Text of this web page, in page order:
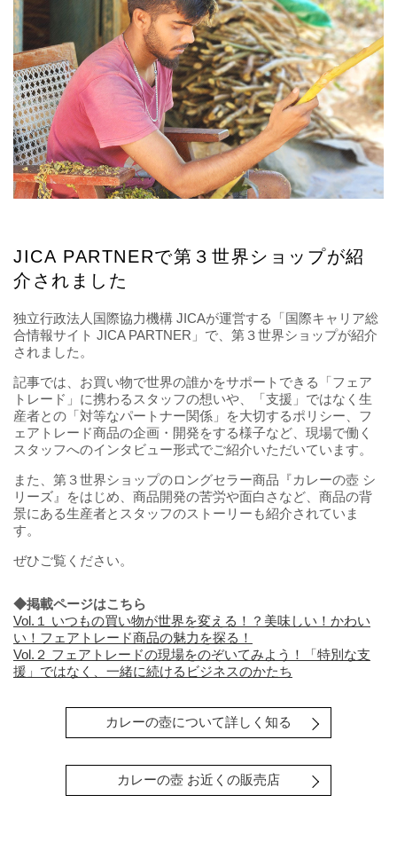
JICA PARTNERで第３世界ショップが紹
介されました
独立行政法人国際協力機構 JICAが運営する「国際キャリア総
合情報サイト JICA PARTNER」で、第３世界ショップが紹介
されました。
記事では、お買い物で世界の誰かをサポートできる「フェア
トレード」に携わるスタッフの想いや、「支援」ではなく生
産者との「対等なパートナー関係」を大切するポリシー、フ
ェアトレード商品の企画・開発をする様子など、現場で働く
スタッフへのインタビュー形式でご紹介いただいています。
また、第３世界ショップのロングセラー商品『カレーの壺 シ
リーズ』をはじめ、商品開発の苦労や面白さなど、商品の背
景にある生産者とスタッフのストーリーも紹介されていま
す。
ぜひご覧ください。
◆掲載ページはこちら
Vol.１ いつもの買い物が世界を変える！？美味しい！かわい
い！フェアトレード商品の魅力を探る！
Vol.２ フェアトレードの現場をのぞいてみよう！「特別な支
援」ではなく、一緒に続けるビジネスのかたち
カレーの壺について詳しく知る
カレーの壺 お近くの販売店